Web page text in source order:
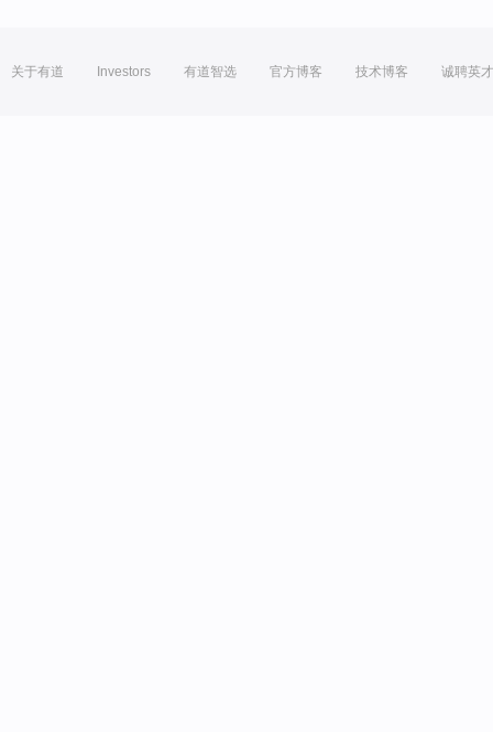
关于有道 Investors 有道智选 官方博客 技术博客 诚聘英才